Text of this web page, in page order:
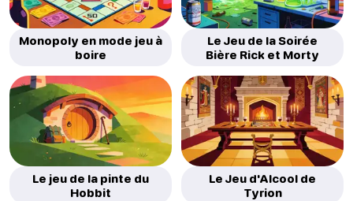
Monopoly en mode jeu à
boire
Le Jeu de la Soirée
Bière Rick et Morty
Le jeu de la pinte du
Hobbit
Le Jeu d'Alcool de
Tyrion